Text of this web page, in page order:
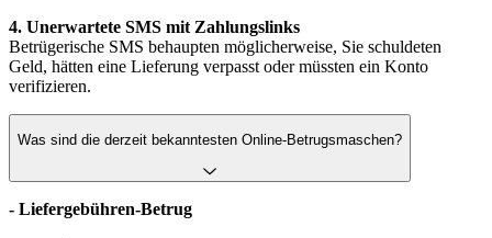
4. Unerwartete SMS mit Zahlungslinks
Betrügerische SMS behaupten möglicherweise, Sie schuldeten
Geld, hätten eine Lieferung verpasst oder müssten ein Konto
verifizieren.
Was sind die derzeit bekanntesten Online-Betrugsmaschen?
- Liefergebühren-Betrug